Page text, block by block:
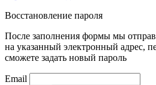
Восстановление пароля
После заполнения формы мы
на указанный электронный адрес,
сможете задать новый пароль
Email